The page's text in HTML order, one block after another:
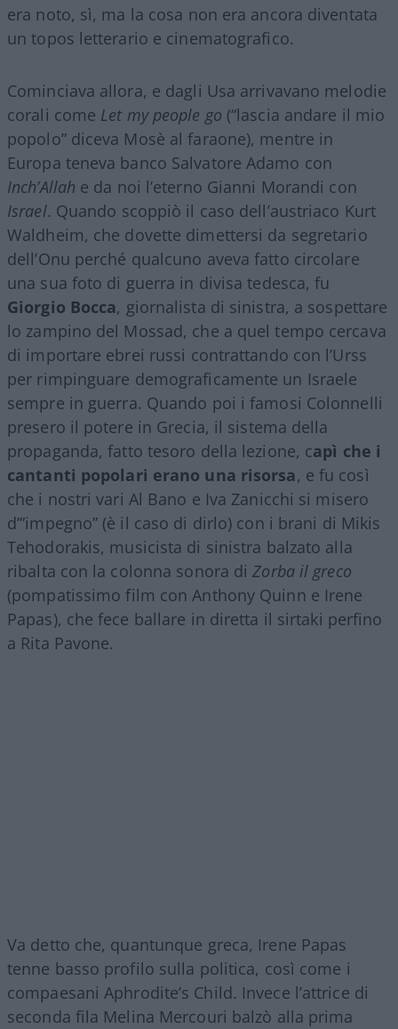
era noto, sì, ma la cosa non era ancora diventata
un topos letterario e cinematografico.
Cominciava allora, e dagli Usa arrivavano melodie
corali come Let my people go (“lascia andare il mio
popolo” diceva Mosè al faraone), mentre in
Europa teneva banco Salvatore Adamo con
Inch’Allah e da noi l’eterno Gianni Morandi con
Israel. Quando scoppiò il caso dell’austriaco Kurt
Waldheim, che dovette dimettersi da segretario
dell’Onu perché qualcuno aveva fatto circolare
una sua foto di guerra in divisa tedesca, fu
Giorgio Bocca, giornalista di sinistra, a sospettare
lo zampino del Mossad, che a quel tempo cercava
di importare ebrei russi contrattando con l’Urss
per rimpinguare demograficamente un Israele
sempre in guerra. Quando poi i famosi Colonnelli
presero il potere in Grecia, il sistema della
propaganda, fatto tesoro della lezione, capì che i
cantanti popolari erano una risorsa, e fu così
che i nostri vari Al Bano e Iva Zanicchi si misero
d’”impegno” (è il caso di dirlo) con i brani di Mikis
Tehodorakis, musicista di sinistra balzato alla
ribalta con la colonna sonora diZorba il greco
(pompatissimo film con Anthony Quinn e Irene
Papas), che fece ballare in diretta il sirtaki perfino
a Rita Pavone.
Va detto che, quantunque greca, Irene Papas
tenne basso profilo sulla politica, così come i
compaesani Aphrodite’s Child. Invece l’attrice di
seconda fila Melina Mercouri balzò alla prima